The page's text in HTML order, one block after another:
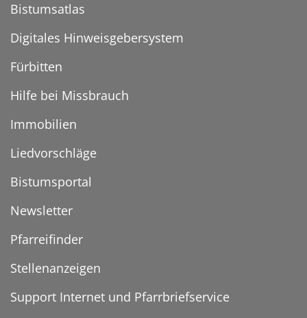
Bistumsatlas
Digitales Hinweisgebersystem
Fürbitten
Hilfe bei Missbrauch
Immobilien
Liedvorschläge
Bistumsportal
Newsletter
Pfarreifinder
Stellenanzeigen
Support Internet und Pfarrbriefservice